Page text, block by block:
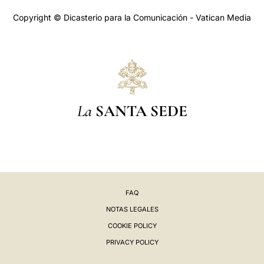
Copyright © Dicasterio para la Comunicación - Vatican Media
La SANTA SEDE
FAQ
NOTAS LEGALES
COOKIE POLICY
PRIVACY POLICY